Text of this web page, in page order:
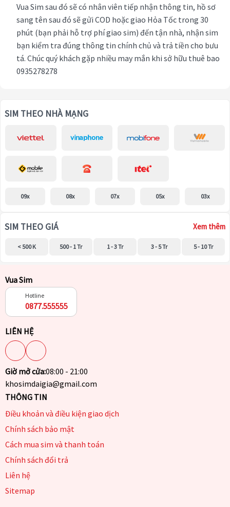
Vua Sim sau đó sẽ có nhân viên tiếp nhận thông tin, hồ sơ
sang tên sau đó sẽ gửi COD hoặc giao Hỏa Tốc trong 30
phút (bạn phải hỗ trợ phí giao sim) đến tận nhà, nhận sim
bạn kiểm tra đúng thông tin chính chủ và trả tiền cho bưu
tá. Chúc quý khách gặp nhiều may mắn khi sở hữu thuê bao
0935278278
SIM THEO NHÀ MẠNG
09x 08x 07x 05x 03x
SIM THEO GIÁ Xem thêm
< 500 K 500 - 1 Tr 1 - 3 Tr 3 - 5 Tr 5 - 10 Tr
Vua Sim
Hotline
0877.555555
LIÊN HỆ
Giờ mở cửa:08:00 - 21:00
khosimdaigia@gmail.com
THÔNG TIN
Điều khoản và điều kiện giao dịch
Chính sách bảo mật
Cách mua sim và thanh toán
Chính sách đổi trả
Liên hệ
Sitemap